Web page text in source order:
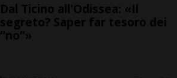
Dal Ticino all'Odissea: «Il
segreto? Saper far tesoro dei
“no”»